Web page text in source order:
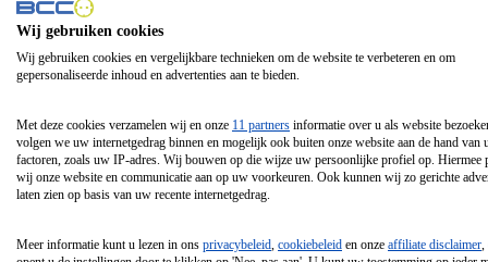
Philips
Schermgrootte 24 Inch
Schermgrootte 85 Inch
Schermgrootte 98 Inch
Tcl
Hd Led Tv
Wij gebruiken cookies
Wij gebruiken cookies en vergelijkbare technieken om de website te verbeteren en om
gepersonaliseerde inhoud en advertenties aan te bieden.
Met deze cookies verzamelen wij en onze 11 partners informatie over u als website
volgen we uw internetgedrag binnen en mogelijk ook buiten onze website aan de hand van
factoren, zoals uw IP-adres. Wij bouwen op die wijze uw persoonlijke profiel op. Hiermee
wij onze website en communicatie aan op uw voorkeuren. Ook kunnen wij zo gerichte
laten zien op basis van uw recente internetgedrag.
Meer informatie kunt u lezen in ons privacybeleid, cookiebeleid en onze affiliate disclaimer,